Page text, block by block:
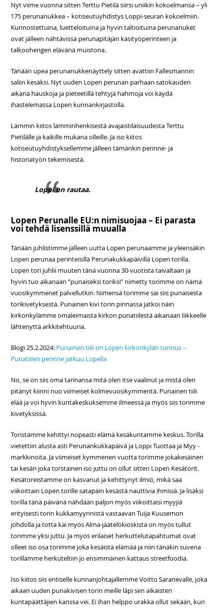
Nyt viime vuonna sitten Terttu Pietilä siirsi uniikin kokoelmansa – yli
175 perunanukkea – kotiseutuyhdistys Loppi-seuran kokoelmiin.
Kunnostettuina, luetteloituina ja hyvin taltioituina perunanuket
ovat jälleen nähtävissä perunapitäjän käsityöperinteen ja
talkoohengen elävänä muistona.
Tänään upea perunanukkenäyttely sitten avattiin Fallesmannin
saliin kesäksi. Nyt uuden Lopen perunan parhaan satokauden
aikana hauskoja ja pieteetillä tehtyjä hahmoja voi käydä
ihastelemassa Lopen kunnankirjastolla.
Lämmin kiitos lämminhenkisestä avajaistilaisuudesta Terttu
Pietilälle ja kaikille mukana olleille. Ja iso kiitos
kotiseutuyhdistyksellemme jälleen tämänkin perinne- ja
historiatyön tekemisestä.
Loppi on rautaa.
Lopen Perunalle EU:n nimisuojaa – Ei parasta
voi tehdä lisenssillä muualla
Tänään juhlistimme jälleen uutta Lopen perunaamme ja yleensäkin
Lopen perunaa perinteisillä Perunakukkapäivillä Lopen torilla.
Lopen tori juhlii muuten tänä vuonna 30-vuotista taivaltaan ja
hyvin tuo aikanaan ”punaiseksi toriksi” nimetty torimme on nämä
vuosikymmenet palvellutkin. Nimensä torimme sai siis punaisesta
torikivetyksestä. Punainen kivi torin pinnassa jatkoi näin
kirkonkylämme omaleimaista kirkon punatiilestä aikanaan liikkeelle
lähtenyttä arkkitehtuuria.
Blogi 25.2.2024: Punainen tiili on Lopen kirkonkylän tunnus –
Punatiilen perinne jatkuu Lopella
No, se on siis oma tarinansa mitä olen itse vaalinut ja mistä olen
pitänyt kiinni nuo viimeiset kolmevuosikymmentä. Punainen tiili
elää ja voi hyvin kuntakeskuksemme ilmeessä ja myös siis torimme
kivetyksissä.
Toristamme kehittyi nopeasti elämä kesäkuntamme keskus. Torilla
vietettiin alusta asti Perunankukkapäivä ja Loppi Tuottaa ja Myy -
markkinoita. Ja viimeiset kymmenen vuotta torimme jokakesäinen
tai kesän joka torstainen iso juttu on ollut sitten Lopen Kesätorit.
Kesätoreistamme on kasvanut ja kehittynyt ilmiö, mikä saa
viikoittain Lopen torille satapäin kesästä nauttivia ihmisiä. Ja lisäksi
torilla tänä päivänä nähdään paljon myös viikoittaisi myyjiä
erityisesti torin kukkamyynnistä vastaavan Tuija Kuusemon
johdolla ja totta kai myös Alma-jäätelökioskista on myös tullut
torimme yksi juttu. Ja myös erilaiset herkuttelutapahtumat ovat
olleet iso osa torimme joka kesäistä elämää ja niin tänäkin suvena
torillamme herkuteltiin jo ensimmäinen kattaus streetfoodia.
Iso kiitos siis entiselle kunnanjohtajallemme Voitto Saranevalle, joka
aikaan uuden punakivisen torin meille läpi sen aikaisten
kuntapäättäjien kanssa vei. Ei ihan helppo urakka ollut sekään, kun